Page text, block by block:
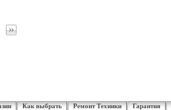
Как выбрать Ремонт Техники Гарантия